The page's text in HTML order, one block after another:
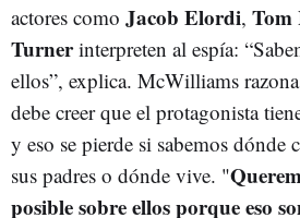
actores como Jacob Elordi, Tom
Turnerinterpreten al espía:
ellos”, explica. McWilliams
debe creer que el protagonista
y eso se pierde si sabemos dónde
sus padres o dónde vive. "
posible sobre ellos porque eso